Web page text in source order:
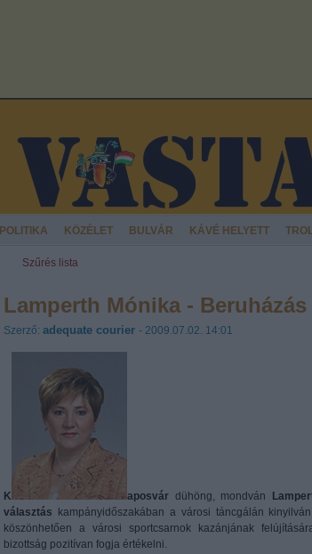
POLITIKA KÖZÉLET BULVÁR KÁVÉ HELYETT
Szűrés lista
Lamperth Mónika -
Szerző: adequate courier - 2009.07.02. 14:01
K aposvár dühöng, mondván
választás kampányidőszakában a városi táncgálán
köszönhetően a városi sportcsarnok kazánjának
bizottság pozitívan fogja értékelni.